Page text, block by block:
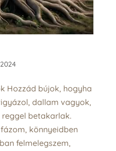
Hozzád bújok, hogyha
dallam vagyok,
betakarlak.
könnyeidben
felmelegszem,